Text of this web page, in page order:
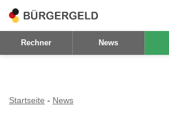
Zum
Inhalt
Rechner News
Startseite - News